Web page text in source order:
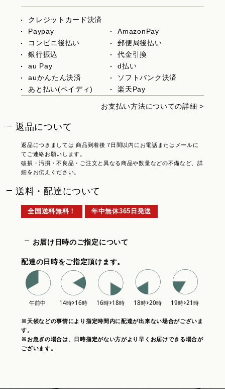
クレジットカード決済
Paypay
AmazonPay
コンビニ後払い
郵便局後払い
銀行振込
代金引換
au Pay
d払い
auかんたん決済
ソフトバンク決済
あと払い(ペイディ)
楽天Pay
お支払い方法についての詳細 >
返品について
返品につきましては 商品到着後 7日間以内にお電話またはメールに
てご連絡お願いします。
破損・汚損・不良品・ご注文と異なる商品や数量などの不備など、詳
細をお伝えください。
送料・配達について
全国送料無料！ 年中無休365日発送
お届け日時のご指定について
配達の日時をご指定頂けます。
※天候などの事情により指定時間内に配達が出来ない場合がございま
す。
※お急ぎの場合は、日時指定がない方がより早くお届けできる場合が
ございます。